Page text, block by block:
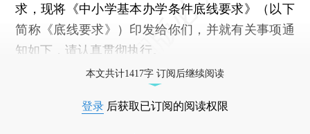
求，现将《中小学基本办学条件底线要求》（以下
简称《底线要求》）印发给你们，并就有关事项通
知如下，请认真贯彻执行。
本文共计1417字 订阅后继续阅读
登录 后获取已订阅的阅读权限